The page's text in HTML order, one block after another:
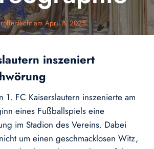
amApril 8, 2025
inszeniert
1. FC Kaiserslautern inszenierte am
eines Fußballspiels eine
im Stadion des Vereins. Dabei
um einen geschmacklosen Witz,